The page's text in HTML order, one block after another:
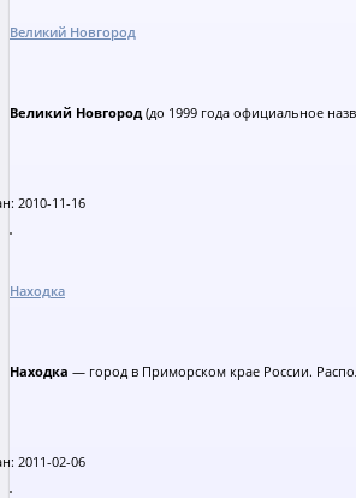
Великий Новгород
Великий Новгород(до 1999 года официальное
2010-11-16
Находка
Находка — город в Приморском крае России.
2011-02-06